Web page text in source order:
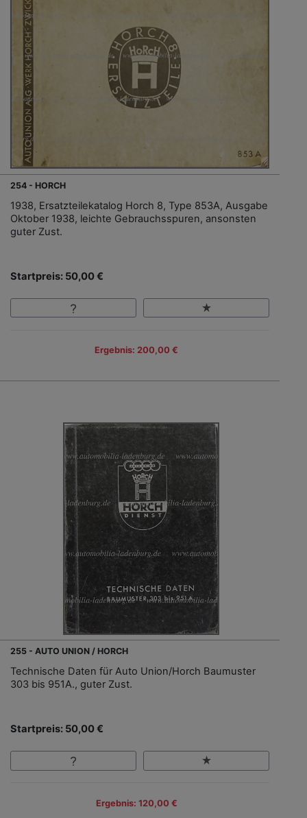
254 - HORCH
1938, Ersatzteilekatalog Horch 8, Type 853A, Ausgabe
Oktober 1938, leichte Gebrauchsspuren, ansonsten
guter Zust.
Startpreis: 50,00 €
Ergebnis: 200,00 €
255 - AUTO UNION / HORCH
Technische Daten für Auto Union/Horch Baumuster
303 bis 951A., guter Zust.
Startpreis: 50,00 €
Ergebnis: 120,00 €